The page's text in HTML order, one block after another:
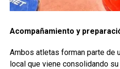
Acompañamiento y
Ambos atletas forman parte de
local que viene consolidando